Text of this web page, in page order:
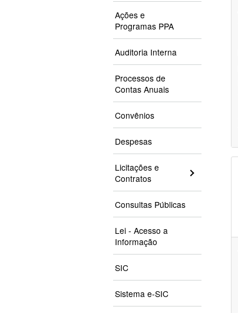
Ações e
Programas PPA
Auditoria Interna
Processos de
Contas Anuais
Convênios
Despesas
Licitações e
Contratos
Consultas Públicas
Lei - Acesso a
Informação
SIC
Sistema e-SIC